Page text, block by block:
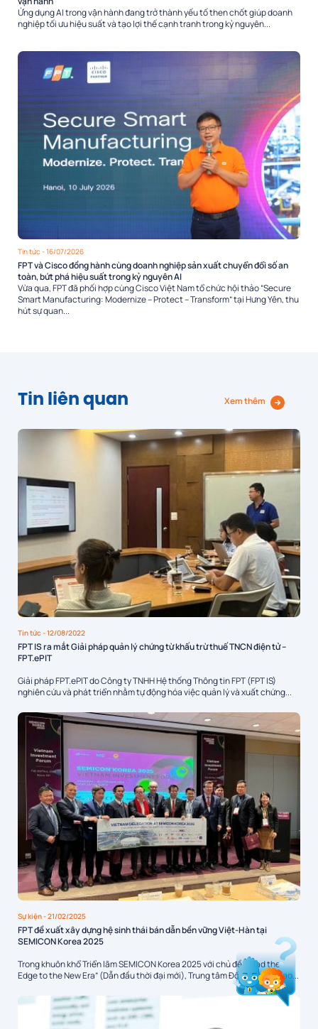
Ứng dụng AI trong vận hành đang trở thành yếu tố then chốt giúp doanh
nghiệp tối ưu hiệu suất và tạo lợi thế cạnh tranh trong kỷ nguyên...
Tin tức - 16/07/2026
FPT và Cisco đồng hành cùng doanh nghiệp sản xuất chuyển đổi số an
toàn, bứt phá hiệu suất trong kỷ nguyên AI
Vừa qua, FPT đã phối hợp cùng Cisco Việt Nam tổ chức hội thảo “Secure
Smart Manufacturing: Modernize – Protect – Transform” tại Hưng Yên, thu
hút sự quan...
Tin liên quan Xem thêm
Tin tức- 12/08/2022
FPT IS ra mắt Giải pháp quản lý chứng từ khấu trừ thuế TNCN điện tử –
FPT.ePIT
Giải pháp FPT.ePIT do Công ty TNHH Hệ thống Thông tin FPT (FPT IS)
nghiên cứu và phát triển nhằm tự động hóa việc quản lý và xuất chứng...
Sự kiện- 21/02/2025
FPT đề xuất xây dựng hệ sinh thái bán dẫn bền vững Việt-Hàn tại
SEMICON Korea 2025
Trong khuôn khổ Triển lãm SEMICON Korea 2025 với chủ đề “Lead the
Edge to the New Era” (Dẫn đầu thời đại mới), Trung tâm Đổi mới sáng tạo...